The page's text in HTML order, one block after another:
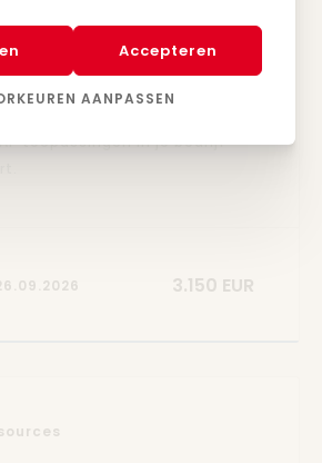
toepassingen in je bedrijf
3.150 EUR
Accepteren
AANPASSEN